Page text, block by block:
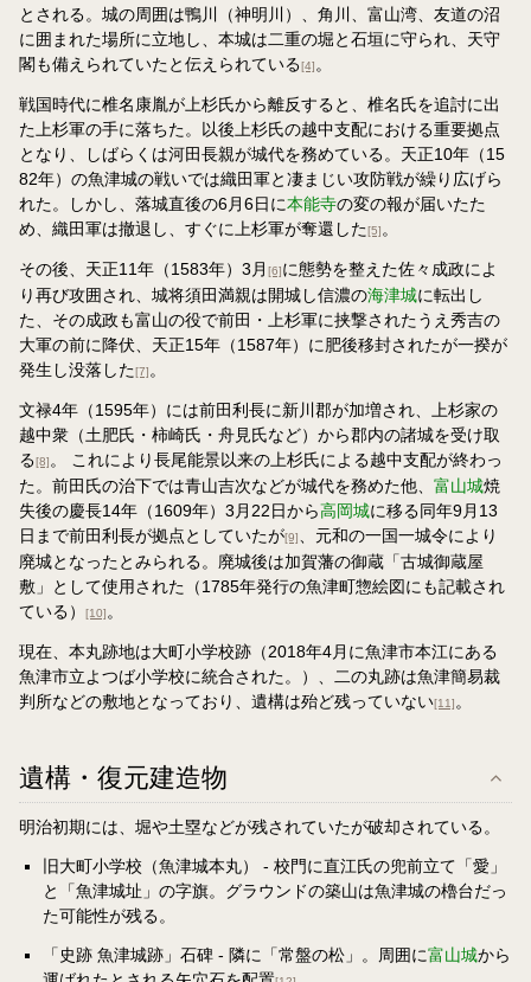
とされる。城の周囲は鴨川（神明川）、角川、富山湾、友道の沼
に囲まれた場所に立地し、本城は二重の堀と石垣に守られ、天守
閣も備えられていたと伝えられている[4] 。
戦国時代に椎名康胤が上杉氏から離反すると、椎名氏を追討に出
た上杉軍の手に落ちた。以後上杉氏の越中支配における重要拠点
となり、しばらくは河田長親が城代を務めている。天正10年（15
82年）の魚津城の戦いでは織田軍と凄まじい攻防戦が繰り広げら
れた。しかし、落城直後の6月6日に本能寺の変の報が届いたた
め、織田軍は撤退し、すぐに上杉軍が奪還した[5] 。
その後、天正11年（1583年）3月 [6]に態勢を整えた佐々成政によ
り再び攻囲され、城将須田満親は開城し信濃の海津城に転出し
た、その成政も富山の役で前田・上杉軍に挟撃されたうえ秀吉の
大軍の前に降伏、天正15年（1587年）に肥後移封されたが一揆が
発生し没落した[7] 。
文禄4年（1595年）には前田利長に新川郡が加増され、上杉家の
越中衆（土肥氏・柿崎氏・舟見氏など）から郡内の諸城を受け取
る[8] 。 これにより長尾能景以来の上杉氏による越中支配が終わっ
た。前田氏の治下では青山吉次などが城代を務めた他、 富山城焼
失後の慶長14年（1609年）3月22日から高岡城に移る同年9月13
日まで前田利長が拠点としていたが[9]
、元和の一国一城令により
廃城となったとみられる。廃城後は加賀藩の御蔵「古城御蔵屋
敷」として使用された（1785年発行の魚津町惣絵図にも記載され
ている）
[10] 。
現在、本丸跡地は大町小学校跡（2018年4月に魚津市本江にある
魚津市立よつば小学校に統合された。）、二の丸跡は魚津簡易裁
判所などの敷地となっており、遺構は殆ど残っていない[11] 。
遺構・復元建造物
明治初期には、堀や土塁などが残されていたが破却されている。
旧大町小学校（魚津城本丸） - 校門に直江氏の兜前立て「愛」
と「魚津城址」の字旗。グラウンドの築山は魚津城の櫓台だっ
た可能性が残る。
「史跡 魚津城跡」石碑 - 隣に「常盤の松」。周囲に富山城から